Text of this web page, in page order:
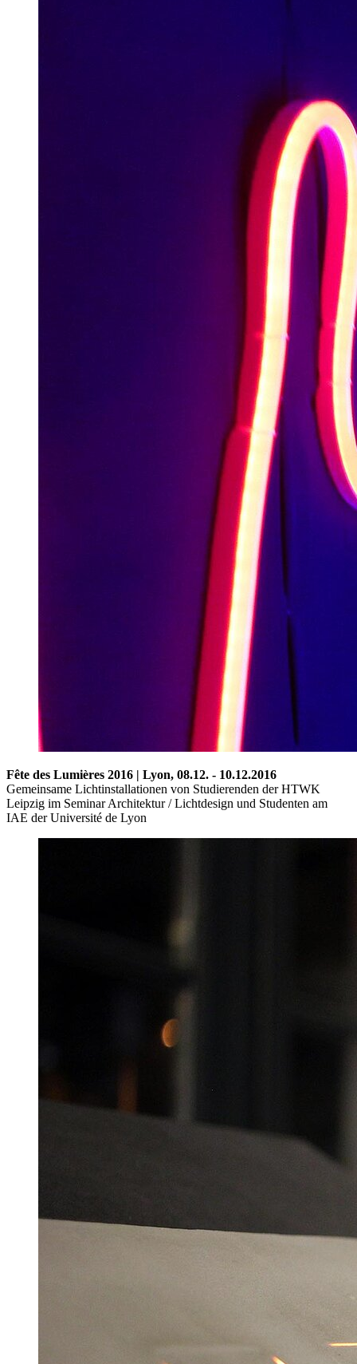
Fête des Lumières 2016 | Lyon, 08.12. - 10.12.2016
Gemeinsame Lichtinstallationen von Studierenden der HTWK
Leipzig im Seminar Architektur / Lichtdesign und Studenten am
IAE der Université de Lyon